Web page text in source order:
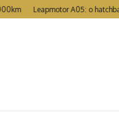
Leapmotor A05: o hatchback